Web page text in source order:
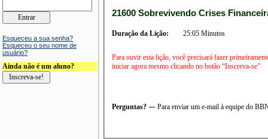
Esqueceu a sua senha?
Esqueceu o seu nome de
usuário?
Ainda não é um aluno?
21600 Sobrevivendo Crises
Duração da Lição: 25:05 Minutos
Para ouvir esta lição, você precisará fazer
iniciar agora mesmo clicando no botão “Inscreva-se”
Perguntas? -- Para enviar um e-mail à equipe do